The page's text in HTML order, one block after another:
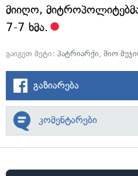
მიიღო,
7-7 ხმა.
გაიგეთ მეტი: პატრიარქი, შიო
გაზიარება
კომენტარები